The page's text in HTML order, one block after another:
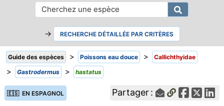
→ RECHERCHE DÉTAILLÉE PAR CRITÈRES
Guide des espèces > Poissons eau douce > Callichthyidae
> Gastrodermus > hastatus
🇪🇸 EN ESPAGNOL Partager :